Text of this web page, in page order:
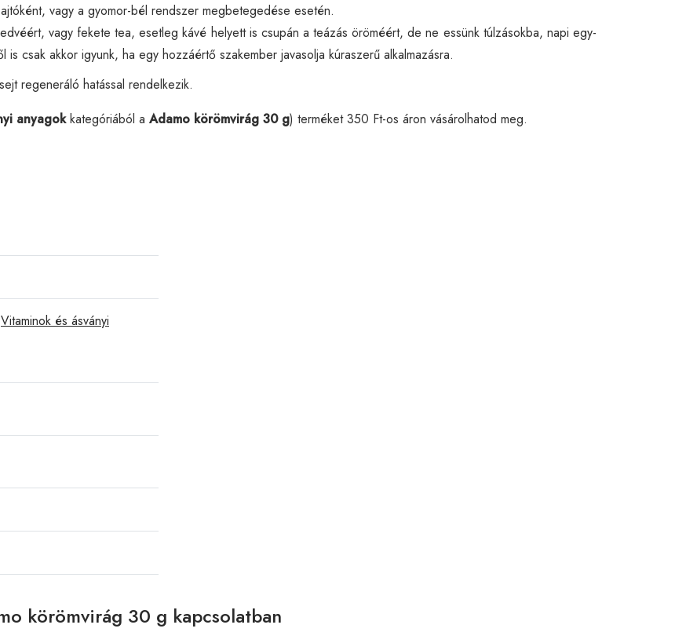
vagy a gyomor-bél rendszer megbetegedése esetén.
vagy fekete tea, esetleg kávé helyett is csupán a teázás öröméért, de ne essünk túlzásokba, napi egy-
csak akkor igyunk, ha egy hozzáértő szakember javasolja kúraszerű alkalmazásra.
regeneráló hatással rendelkezik.
anyagokkategóriából a Adamo körömvirág 30 g) terméket 350 Ft-os áron vásárolhatod meg.
Vitaminok és ásványi
körömvirág 30 g kapcsolatban